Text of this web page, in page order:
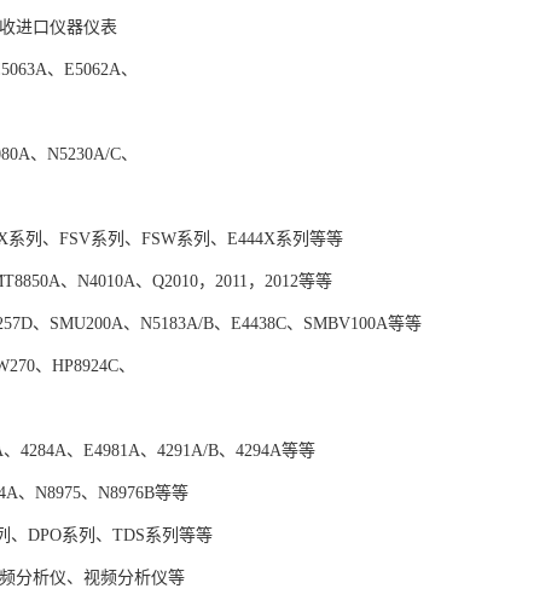
进口仪器仪表
、E5062A、
、N5230A/C、
系列、FSV系列、FSW系列、E444X系列等等
、N4010A、Q2010，2011，2012等等
、SMU200A、N5183A/B、E4438C、SMBV100A等等
、HP8924C、
4284A、E4981A、4291A/B、4294A等等
、N8975、N8976B等等
、DPO系列、TDS系列等等
分析仪、视频分析仪等